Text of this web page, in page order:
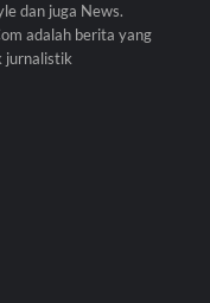
dan juga News.
adalah berita yang
jurnalistik